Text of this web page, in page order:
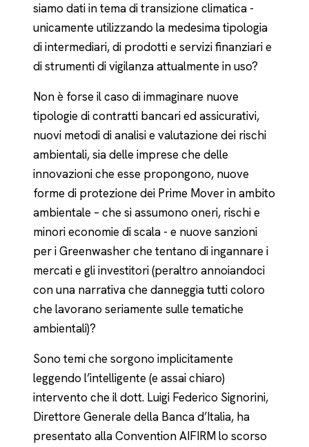
siamo dati in tema di transizione climatica -
unicamente utilizzando la medesima tipologia
di intermediari, di prodotti e servizi finanziari e
di strumenti di vigilanza attualmente in uso?
Non è forse il caso di immaginare nuove
tipologie di contratti bancari ed assicurativi,
nuovi metodi di analisi e valutazione dei rischi
ambientali, sia delle imprese che delle
innovazioni che esse propongono, nuove
forme di protezione dei Prime Mover in ambito
ambientale – che si assumono oneri, rischi e
minori economie di scala - e nuove sanzioni
per i Greenwasher che tentano di ingannare i
mercati e gli investitori (peraltro annoiandoci
con una narrativa che danneggia tutti coloro
che lavorano seriamente sulle tematiche
ambientali)?
Sono temi che sorgono implicitamente
leggendo l’intelligente (e assai chiaro)
intervento che il dott. Luigi Federico Signorini,
Direttore Generale della Banca d’Italia, ha
presentato alla Convention AIFIRM lo scorso